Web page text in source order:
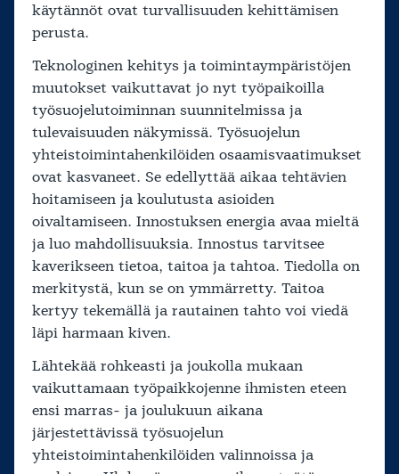
käytännöt ovat turvallisuuden kehittämisen
perusta.
Teknologinen kehitys ja toimintaympäristöjen
muutokset vaikuttavat jo nyt työpaikoilla
työsuojelutoiminnan suunnitelmissa ja
tulevaisuuden näkymissä. Työsuojelun
yhteistoimintahenkilöiden osaamisvaatimukset
ovat kasvaneet. Se edellyttää aikaa tehtävien
hoitamiseen ja koulutusta asioiden
oivaltamiseen. Innostuksen energia avaa mieltä
ja luo mahdollisuuksia. Innostus tarvitsee
kaverikseen tietoa, taitoa ja tahtoa. Tiedolla on
merkitystä, kun se on ymmärretty. Taitoa
kertyy tekemällä ja rautainen tahto voi viedä
läpi harmaan kiven.
Lähtekää rohkeasti ja joukolla mukaan
vaikuttamaan työpaikkojenne ihmisten eteen
ensi marras- ja joulukuun aikana
järjestettävissä työsuojelun
yhteistoimintahenkilöiden valinnoissa ja